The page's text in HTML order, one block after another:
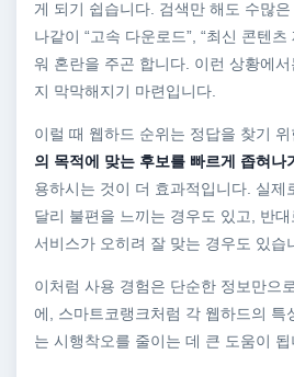
게 되기 쉽습니다. 검색만 해도 수많
나같이 “고속 다운로드”, “최신 콘텐
워 혼란을 주곤 합니다. 이런 상황에
지 막막해지기 마련입니다.
이럴 때 웹하드 순위는 정답을 찾기 위
의 목적에 맞는 후보를 빠르게 좁혀나
용하시는 것이 더 효과적입니다. 실제
달리 불편을 느끼는 경우도 있고, 반
서비스가 오히려 잘 맞는 경우도 있습
이처럼 사용 경험은 단순한 정보만으
에, 스마트코랭크처럼 각 웹하드의 특
는 시행착오를 줄이는 데 큰 도움이 됩